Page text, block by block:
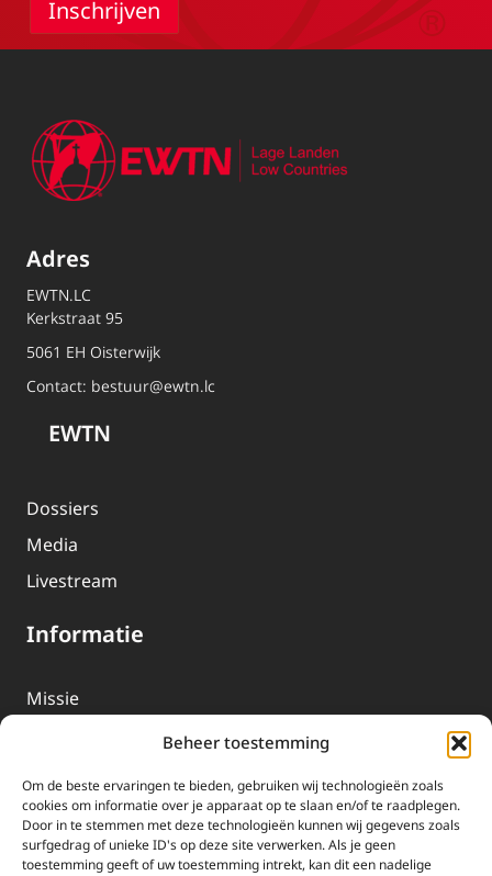
Beheer toestemming
Om de beste ervaringen te bieden, gebruiken wij technologieën zoals
cookies om informatie over je apparaat op te slaan en/of te raadplegen.
Door in te stemmen met deze technologieën kunnen wij gegevens zoals
surfgedrag of unieke ID's op deze site verwerken. Als je geen
toestemming geeft of uw toestemming intrekt, kan dit een nadelige
Adres
EWTN.LC
Kerkstraat 95
5061 EH Oisterwijk
Contact: bestuur@ewtn.lc
EWTN
Dossiers
Media
Livestream
Informatie
Missie
EWTN-Team
Organisatiegegevens